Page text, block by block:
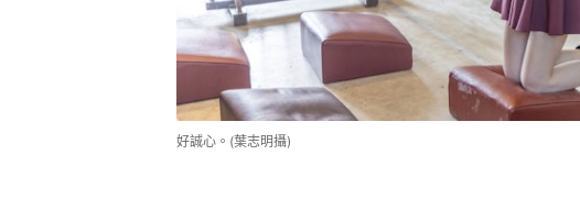
好誠心。(葉志明攝)